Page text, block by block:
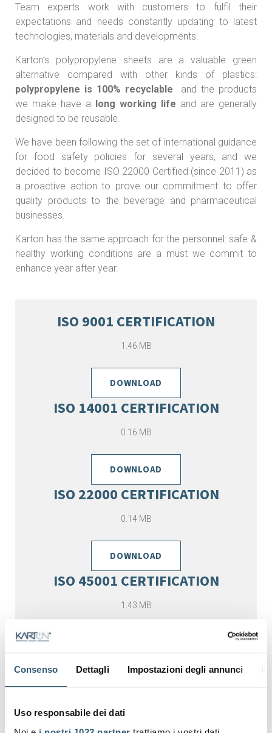
Consenso Dettagli Impostazioni degli annunci
Uso responsabile dei dati
Team experts work with customers to fulfil their
expectations and needs constantly updating to latest
technologies, materials and developments.
Karton’s polypropylene sheets are a valuable green
alternative compared with other kinds of plastics:
polypropylene is 100% recyclable and the products
we make have a
long working life and are generally
designed to be reusable.
We have been following the set of international guidance
for food safety policies for several years, and we
decided to become ISO 22000 Certified (since 2011) as
a proactive action to prove our commitment to offer
quality products to the beverage and pharmaceutical
businesses.
Karton has the same approach for the personnel: safe &
healthy working conditions are a must we commit to
enhance year after year.
ISO 9001 CERTIFICATION
1.46 MB
DOWNLOAD
ISO 14001 CERTIFICATION
0.16 MB
DOWNLOAD
ISO 22000 CERTIFICATION
0.14 MB
DOWNLOAD
ISO 45001 CERTIFICATION
1.43 MB
SAFETY INFORMATION SHEET
DOWNLOAD